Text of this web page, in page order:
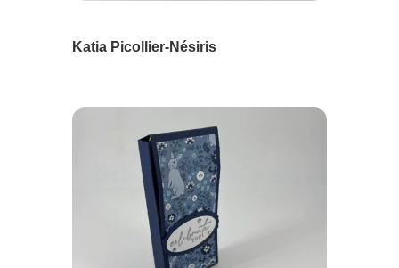
Katia Picollier-Nésiris